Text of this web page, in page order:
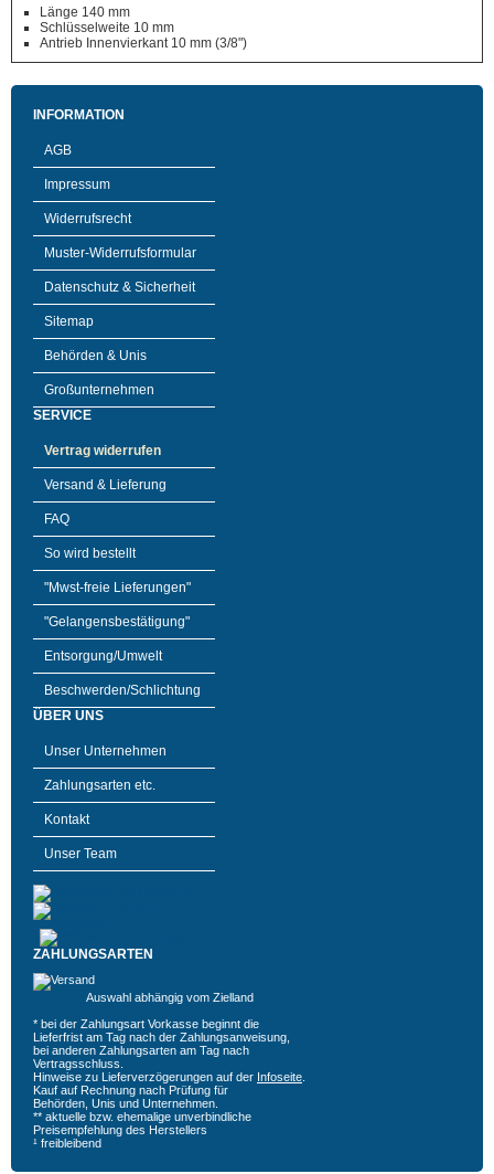
Länge 140 mm
Schlüsselweite 10 mm
Antrieb Innenvierkant 10 mm (3/8")
INFORMATION
AGB
Impressum
Widerrufsrecht
Muster-Widerrufsformular
Datenschutz & Sicherheit
Sitemap
Behörden & Unis
Großunternehmen
SERVICE
Vertrag widerrufen
Versand & Lieferung
FAQ
So wird bestellt
"Mwst-freie Lieferungen"
"Gelangensbestätigung"
Entsorgung/Umwelt
Beschwerden/Schlichtung
ÜBER UNS
Unser Unternehmen
Zahlungsarten etc.
Kontakt
Unser Team
ZAHLUNGSARTEN
Auswahl abhängig vom Zielland
* bei der Zahlungsart Vorkasse beginnt die
Lieferfrist am Tag nach der Zahlungsanweisung,
bei anderen Zahlungsarten am Tag nach
Vertragsschluss.
Hinweise zu Lieferverzögerungen auf der Infoseite
Kauf auf Rechnung nach Prüfung für
Behörden, Unis und Unternehmen.
** aktuelle bzw. ehemalige unverbindliche
Preisempfehlung des Herstellers
¹ freibleibend